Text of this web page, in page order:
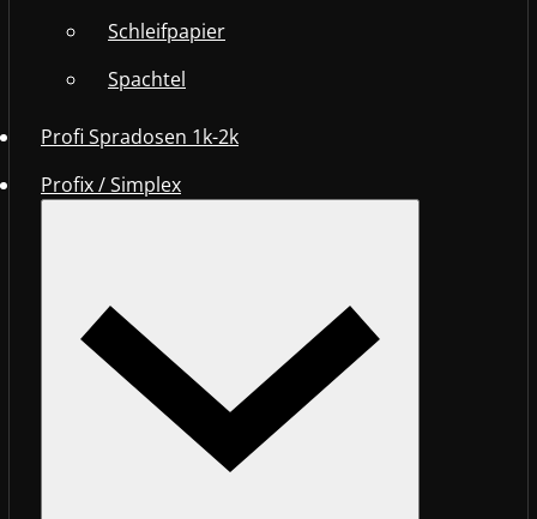
Schleifpapier
Spachtel
Profi Spradosen 1k-2k
Profix / Simplex